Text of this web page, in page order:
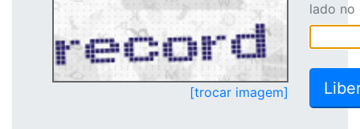
[trocar imagem]
lado no